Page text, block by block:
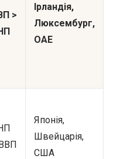
>
Ірландія,
Люксембург,
ОАЕ
Японія,
Швейцарія,
США